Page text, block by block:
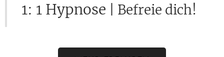
1: 1 Hypnose | Befreie dich!